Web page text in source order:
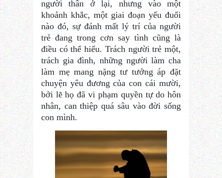
người thân ở lại, nhưng vào một
khoảnh khắc, một giai đoạn yếu đuối
nào đó, sự đánh mất lý trí của người
trẻ đang trong cơn say tình cũng là
điều có thể hiểu. Trách người trẻ một,
trách gia đình, những người làm cha
làm mẹ mang nặng tư tưởng áp đặt
chuyện yêu đương của con cái mười,
bởi lẽ họ đã vi phạm quyền tự do hôn
nhân, can thiệp quá sâu vào đời sống
con mình.